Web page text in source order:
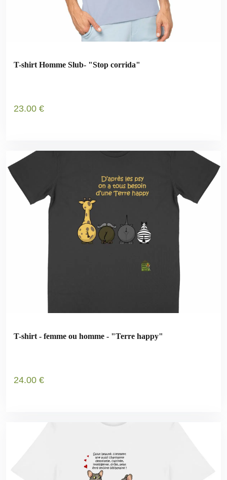
T-shirt Homme Slub- "Stop corrida"
23.00 €
T-shirt - femme ou homme - "Terre happy"
24.00 €